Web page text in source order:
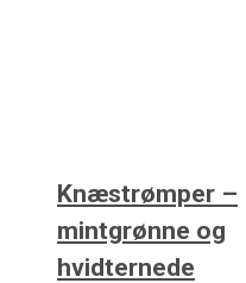
Knæstrømper –
mintgrønne og
hvidternede